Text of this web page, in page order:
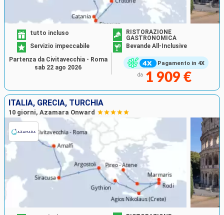
Pagamento in 4X
tutto incluso
RISTORAZIONE
GASTRONOMICA
Servizio impeccabile
Bevande All-Inclusive
da 1 909 €
Partenza da Civitavecchia - Roma
sab 22 ago 2026
ITALIA, GRECIA, TURCHIA
10 giorni, Azamara Onward